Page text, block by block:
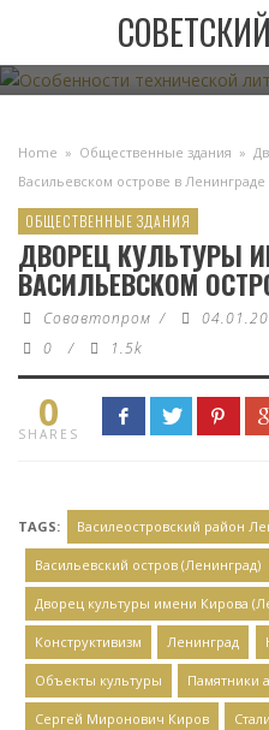
ОСОБЕННОСТИ
Home » Общественные здания »
Васильевском острове в Ленинграде
ОБЩЕСТВЕННЫЕ ЗДАНИЯ
ДВОРЕЦ КУЛЬТУРЫ
ВАСИЛЬЕВСКОМ
Совавтопром /
0
/ 1.5k
0
SHARES
TAGS: Василеостровский район
Васильевский остров (Ленинград)
Дворец культуры имени Кирова
Конструктивизм Ленинград
Объекты культуры Памятники
Сергей Миронович Киров